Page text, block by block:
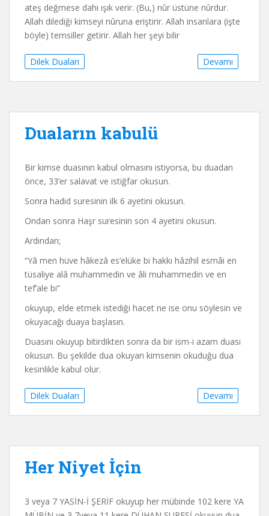
ateş değmese dahi ışık verir. (Bu,) nûr üstüne nûrdur.
Allah dilediği kimseyi nûruna eriştirir. Allah insanlara (işte
böyle) temsiller getirir. Allah her şeyi bilir
Devamı
Dilek Duaları
Duaların kabulü
Bir kimse duasının kabul olmasını istiyorsa, bu duadan
önce, 33’er salavat ve istiğfar okusun.
Sonra hadid suresinin ilk 6 ayetini okusun.
Ondan sonra Haşr suresinin son 4 ayetini okusun.
Ardından;
“Yâ men hüve hâkezâ es’elüke bi hakkı hâzihil esmâi en
tüsaliye alâ muhammedin ve âli muhammedin ve en
tef’ale bi”
okuyup, elde etmek istediği hacet ne ise onu söylesin ve
okuyacağı duaya başlasın.
Duasını okuyup bitirdikten sonra da bir ism-i azam duası
okusun. Bu şekilde dua okuyan kimsenin okuduğu dua
kesinlikle kabul olur.
Devamı
Dilek Duaları
Her Niyet İçin
3 veya 7 YASİN-İ ŞERİF okuyup her mübinde 102 kere YA